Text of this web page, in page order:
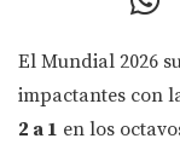
El Mundial 2026
impactantes con
2 a 1 en los